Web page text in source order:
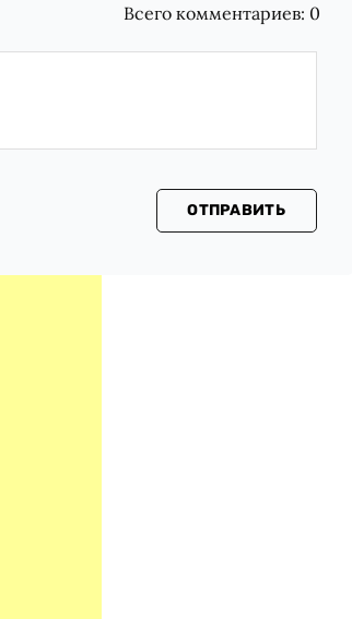
Всего комментариев: 0
ОТПРАВИТЬ